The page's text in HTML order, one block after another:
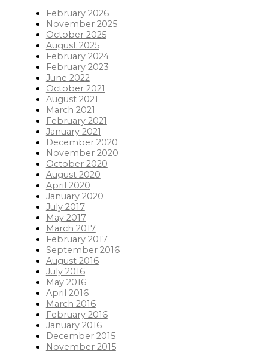
February 2026
November 2025
October 2025
August 2025
February 2024
February 2023
June 2022
October 2021
August 2021
March 2021
February 2021
January 2021
December 2020
November 2020
October 2020
August 2020
April 2020
January 2020
July 2017
May 2017
March 2017
February 2017
September 2016
August 2016
July 2016
May 2016
April 2016
March 2016
February 2016
January 2016
December 2015
November 2015